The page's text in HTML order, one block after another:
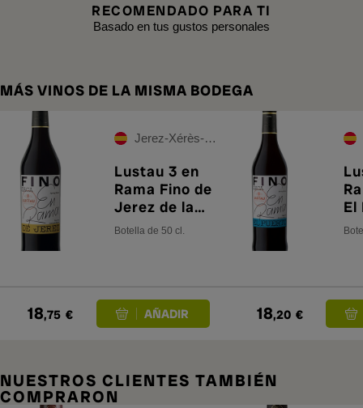
RECOMENDADO PARA TI
Basado en tus gustos personales
MÁS VINOS DE LA MISMA BODEGA
Jerez-Xérès-Sherry
Lustau 3 en
Rama Fino de
Jerez de la
Frontera
Botella de 50 cl.
18,75 €
El
18,20 €
NUESTROS CLIENTES TAMBIÉN
COMPRARON